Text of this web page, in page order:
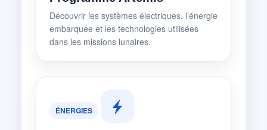
Découvrir les systèmes électriques, l’énergie
embarquée et les technologies utilisées
dans les missions lunaires.
ÉNERGIES